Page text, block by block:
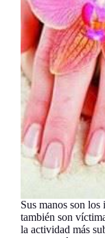
Sus manos son
también son
la actividad más